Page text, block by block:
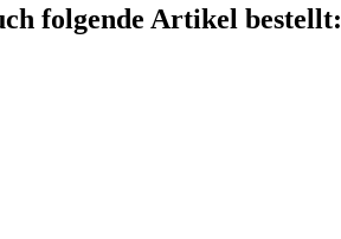
folgende Artikel bestellt: